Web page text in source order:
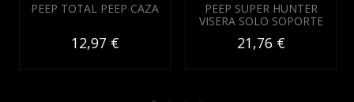
PEEP TOTAL PEEP CAZA
12,97 €
PEEP SUPER HUNTER
VISERA SOLO SOPORTE
21,76 €